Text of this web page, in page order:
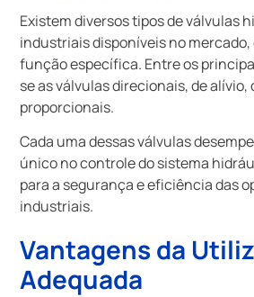
Existem diversos tipos de válvulas
industriais disponíveis no
função específica. Entre os
se as válvulas direcionais, de alívio,
proporcionais.
Cada uma dessas válvulas
único no controle do sistema
para a segurança e eficiência das
industriais.
Vantagens da
Adequada